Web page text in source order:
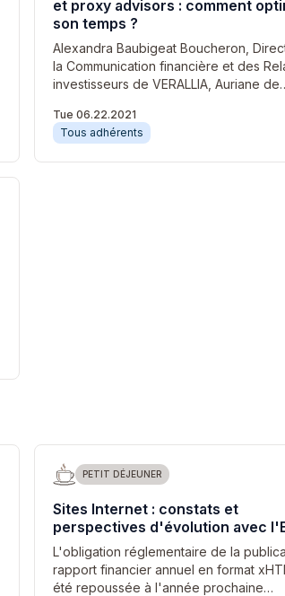
et proxy advisors : comment
son temps ?
Alexandra Baubigeat Boucheron,
la Communication financière et des
investisseurs de VERALLIA, Auriane
Tue 06.22.2021
Tous adhérents
PETIT DÉJEUNER
Sites Internet : constats et
perspectives d'évolution avec
L'obligation réglementaire de la
rapport financier annuel en format
été repoussée à l'année prochaine…